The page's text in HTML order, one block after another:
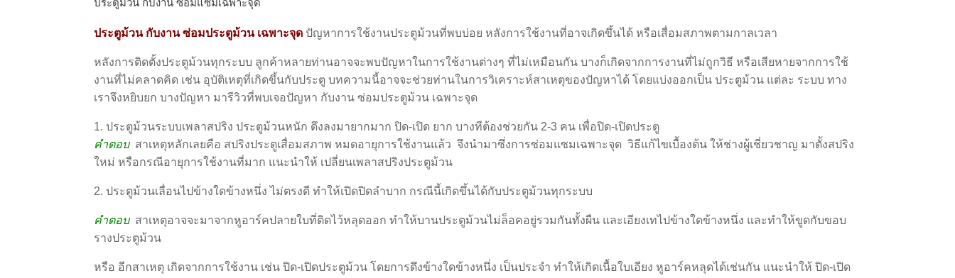
ประตูม้วน กับงาน ซ่อมแซมเฉพาะจุด
ประตูม้วน กับงาน ซ่อมประตูม้วน เฉพาะจุด ปัญหาการใช้งานประตูม้วนที่พบบ่อย หลังการใช้งานที่อาจเกิดขึ้นได้ หรือเสื่อมสภาพตามกาลเวลา
หลังการติดตั้งประตูม้วนทุกระบบ ลูกค้าหลายท่านอาจจะพบปัญหาในการใช้งานต่างๆ ที่ไม่เหมือนกัน บางก็เกิดจากการงานที่ไม่ถูกวิธี หรือเสียหายจากการใช้
งานที่ไม่คลาดคิด เช่น อุบัติเหตุที่เกิดขึ้นกับประตู บทความนี้อาจจะช่วยท่านในการวิเคราะห์สาเหตุของปัญหาได้ โดยแบ่งออกเป็น ประตูม้วน แต่ละ ระบบ ทาง
เราจึงหยิบยก บางปัญหา มารีวิวที่พบเจอปัญหา กับงาน ซ่อมประตูม้วน เฉพาะจุด
1. ประตูม้วนระบบเพลาสปริง ประตูม้วนหนัก ดึงลงมายากมาก ปิด-เปิด ยาก บางทีต้องช่วยกัน 2-3 คน เพื่อปิด-เปิดประตู
คำตอบสาเหตุหลักเลยคือ สปริงประตูเสื่อมสภาพ หมดอายุการใช้งานแล้ว จึงนำมาซึ่งการซ่อมแซมเฉพาะจุด วิธีแก้ไขเบื้องต้น ให้ช่างผู้เชี่ยวชาญ มาตั้งสปริง
ใหม่ หรือกรณีอายุการใช้งานที่มาก แนะนำให้ เปลี่ยนเพลาสปริงประตูม้วน
2. ประตูม้วนเลื่อนไปข้างใดข้างหนึ่ง ไม่ตรงดี ทำให้เปิดปิดลำบาก กรณีนี้เกิดขึ้นได้กับประตูม้วนทุกระบบ
คำตอบสาเหตุอาจจะมาจากหูอาร์คปลายใบที่ติดไว้หลุดออก ทำให้บานประตูม้วนไม่ล็อคอยู่รวมกันทั้งผืน และเอียงเทไปข้างใดข้างหนึ่ง และทำให้ขูดกับขอบ
รางประตูม้วน
หรือ อีกสาเหตุ เกิดจากการใช้งาน เช่น ปิด-เปิดประตูม้วน โดยการดึงข้างใดข้างหนึ่ง เป็นประจำ ทำให้เกิดเนื้อใบเอียง หูอาร์คหลุดได้เช่นกัน แนะนำให้ ปิด-เปิด